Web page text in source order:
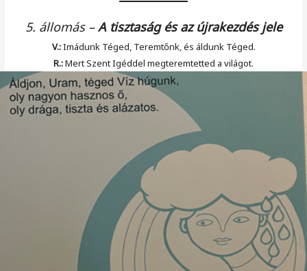
5. állomás – A tisztaság és az újrakezdés jele
V.:Imádunk Téged, Teremtőnk, és áldunk Téged.
R.:Mert Szent Igéddel megteremtetted a világot.